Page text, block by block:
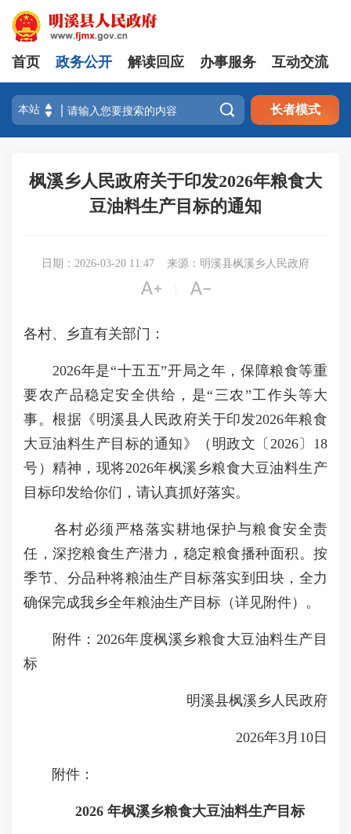
首页 政务公开 解读回应 办事服务 互动交流
 长者模式
枫溪乡人民政府关于印发2026年粮食大
豆油料生产目标的通知
日期：2026-03-20 11:47 来源：明溪县枫溪乡人民政府
 
各村、乡直有关部门：
2026年是“十五五”开局之年，保障粮食等重
要农产品稳定安全供给，是“三农”工作头等大
事。根据《明溪县人民政府关于印发2026年粮食
大豆油料生产目标的通知》（明政文〔2026〕18
号）精神，现将2026年枫溪乡粮食大豆油料生产
目标印发给你们，请认真抓好落实。
各村必须严格落实耕地保护与粮食安全责
任，深挖粮食生产潜力，稳定粮食播种面积。按
季节、分品种将粮油生产目标落实到田块，全力
确保完成我乡全年粮油生产目标（详见附件）。
附件：2026年度枫溪乡粮食大豆油料生产目
标
明溪县枫溪乡人民政府
2026年3月10日
附件：
2026 年枫溪乡粮食大豆油料生产目标